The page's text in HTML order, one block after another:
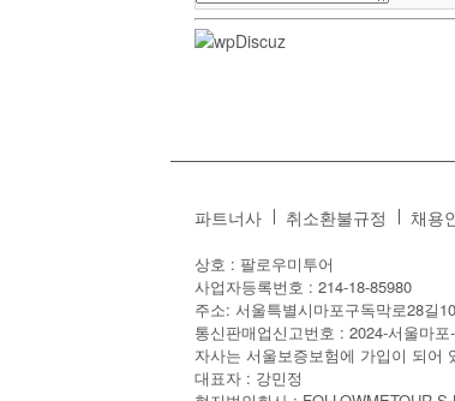
파트너사 취소환불규정 채용
상호 : 팔로우미투어
사업자등록번호 : 214-18-85980
주소: 서울특별시마포구독막로28길
통신판매업신고번호 : 2024-서울마포
자사는 서울보증보험에 가입이 되어
대표자 : 강민정